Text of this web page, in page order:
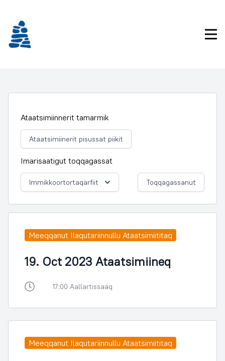
Ataatsimiinnerit tamarmik
Ataatsimiinerit pisussat piikit
Imarisaatigut toqqagassat
Immikkoortortaqarfiit Toqqagassanut
Meeqqanut Ilaqutariinnullu Ataatsimiititaq
19. Oct 2023 Ataatsimiineq
17:00 Aallartissaaq
Meeqqanut Ilaqutariinnullu Ataatsimiititaq